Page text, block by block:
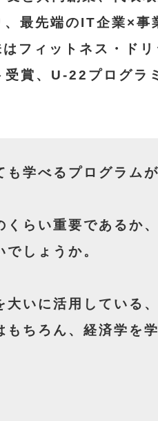
最先端のIT企業×事
ィットネス・ドリ
賞、U-22プログラ
学べるプログラム
らい重要であるか
しょうか。
いに活用している
ちろん、経済学を